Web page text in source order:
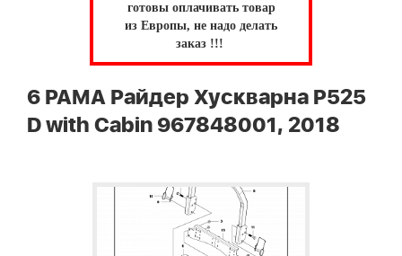
готовы оплачивать товар
из Европы, не надо делать
заказ !!!
6 РАМА Райдер Хускварна P525
D with Cabin 967848001, 2018